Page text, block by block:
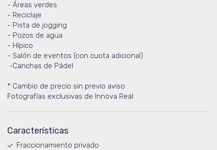
- Áreas verdes
- Reciclaje
- Pista de jogging
- Pozos de agua
- Hípico
- Salón de eventos (con cuota adicional)
-Canchas de Pádel
* Cambio de precio sin previo aviso
Fotografías exclusivas de Innova Real
Características
Fraccionamiento privado